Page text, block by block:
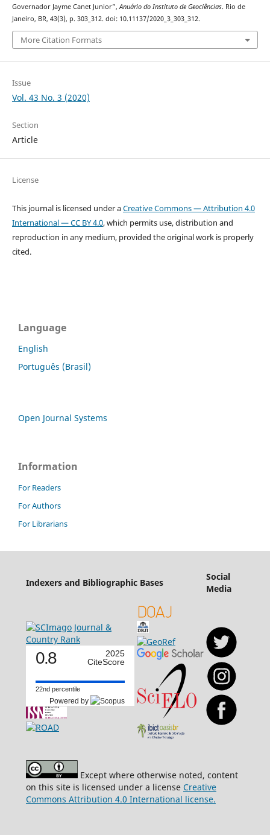
Governador Jayme Canet Junior”, Anuário do Instituto de Geociências. Rio de
Janeiro, BR, 43(3), p. 303_312. doi: 10.11137/2020_3_303_312.
More Citation Formats
Issue
Vol. 43 No. 3 (2020)
Section
Article
License
This journal is licensed under aCreative Commons — Attribution 4.0
International — CC BY 4.0, which permits use, distribution and
reproduction in any medium, provided the original work is properly
cited.
Language
English
Português (Brasil)
Open Journal Systems
Information
For Readers
For Authors
For Librarians
Indexers and Bibliographic Bases
Social
Media
0.8
2025
CiteScore
22nd percentile
Powered by
Except where otherwise noted, content
on this site is licensed under a license Creative
Commons Attribution 4.0 International license.